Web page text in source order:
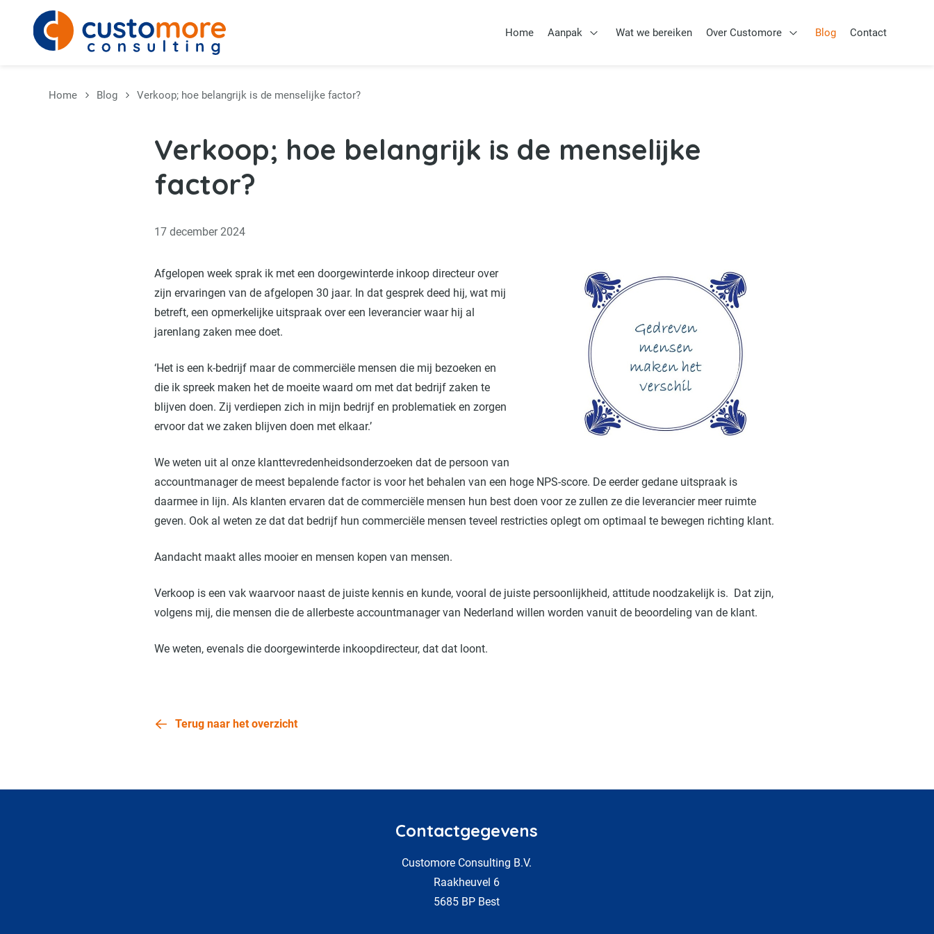
Overslaan en naar de inhoud gaan
Home Aanpak Wat we bereiken Over Customore
Open Over Customore
Blog Contact
Home Blog Verkoop; hoe belangrijk is de menselijke factor?
Verkoop; hoe belangrijk is de menselijke
factor?
17 december 2024
Afgelopen week sprak ik met een doorgewinterde inkoop directeur over
zijn ervaringen van de afgelopen 30 jaar. In dat gesprek deed hij, wat mij
betreft, een opmerkelijke uitspraak over een leverancier waar hij al
jarenlang zaken mee doet.
‘Het is een k-bedrijf maar de commerciële mensen die mij bezoeken en
die ik spreek maken het de moeite waard om met dat bedrijf zaken te
blijven doen. Zij verdiepen zich in mijn bedrijf en problematiek en zorgen
ervoor dat we zaken blijven doen met elkaar.’
We weten uit al onze klanttevredenheidsonderzoeken dat de persoon van
accountmanager de meest bepalende factor is voor het behalen van een hoge NPS-score. De eerder gedane uitspraak is
daarmee in lijn. Als klanten ervaren dat de commerciële mensen hun best doen voor ze zullen ze die leverancier meer ruimte
geven. Ook al weten ze dat dat bedrijf hun commerciële mensen teveel restricties oplegt om optimaal te bewegen richting klant.
Aandacht maakt alles mooier en mensen kopen van mensen.
Verkoop is een vak waarvoor naast de juiste kennis en kunde, vooral de juiste persoonlijkheid, attitude noodzakelijk is. Dat zijn,
volgens mij, die mensen die de allerbeste accountmanager van Nederland willen worden vanuit de beoordeling van de klant.
We weten, evenals die doorgewinterde inkoopdirecteur, dat dat loont.
Terug naar het overzicht
Contactgegevens
Customore Consulting B.V.
Raakheuvel 6
5685 BP Best